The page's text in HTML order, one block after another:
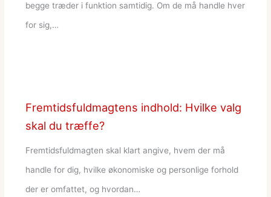
begge træder i funktion samtidig. Om de må handle hver
for sig,…
Fremtidsfuldmagtens indhold: Hvilke valg
skal du træffe?
Fremtidsfuldmagten skal klart angive, hvem der må
handle for dig, hvilke økonomiske og personlige forhold
der er omfattet, og hvordan…